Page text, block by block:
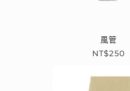
風管
定
NT$250